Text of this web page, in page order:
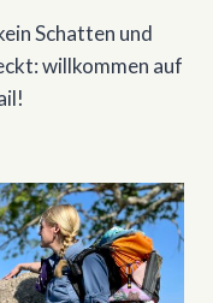
Schatten und
willkommen auf